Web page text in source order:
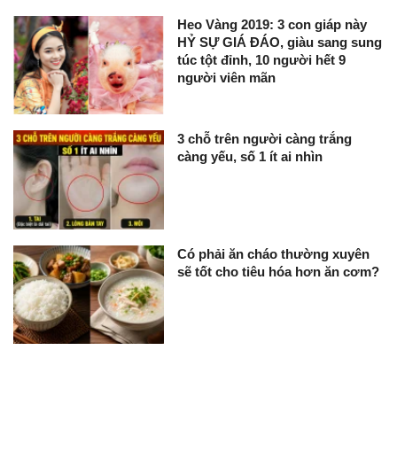
Heo Vàng 2019: 3 con giáp này
HỶ SỰ GIÁ ĐÁO, giàu sang sung
túc tột đỉnh, 10 người hết 9
người viên mãn
3 chỗ trên người càng trắng
càng yếu, số 1 ít ai nhìn
Có phải ăn cháo thường xuyên
sẽ tốt cho tiêu hóa hơn ăn cơm?